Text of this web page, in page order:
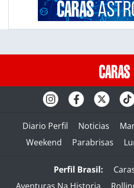
Diario Perfil Noticias
Weekend
Parabrisas
Perfil Brasil: